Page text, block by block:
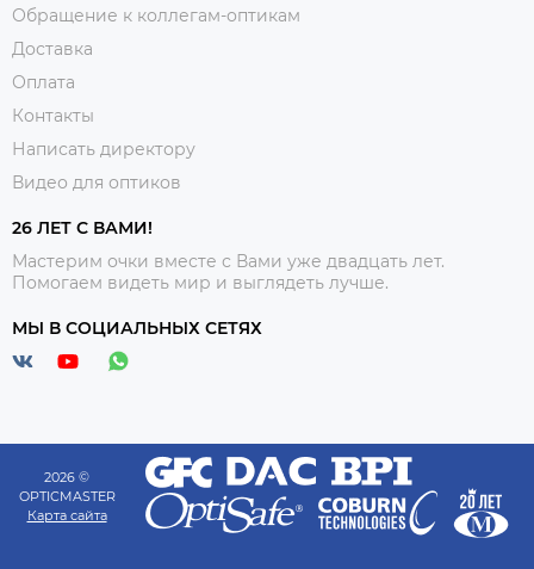
Обращение к коллегам-оптикам
Доставка
Оплата
Контакты
Написать директору
Видео для оптиков
26 ЛЕТ С ВАМИ!
Мастерим очки вместе с Вами уже двадцать лет.
Помогаем видеть мир и выглядеть лучше.
МЫ В СОЦИАЛЬНЫХ СЕТЯХ
2026 ©
OPTICMASTER
Карта сайта